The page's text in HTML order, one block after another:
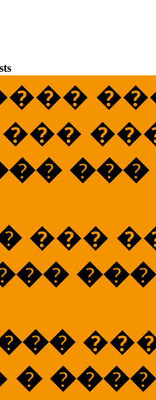
���
���
���
�